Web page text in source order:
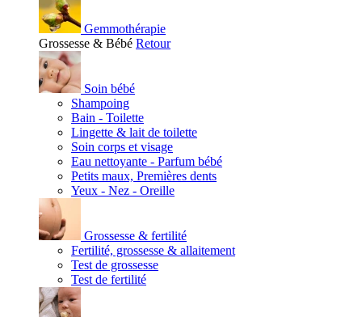
Gemmothérapie
Grossesse & Bébé Retour
Soin bébé
Shampoing
Bain - Toilette
Lingette & lait de toilette
Soin corps et visage
Eau nettoyante - Parfum bébé
Petits maux, Premières dents
Yeux - Nez - Oreille
Grossesse & fertilité
Fertilité, grossesse & allaitement
Test de grossesse
Test de fertilité